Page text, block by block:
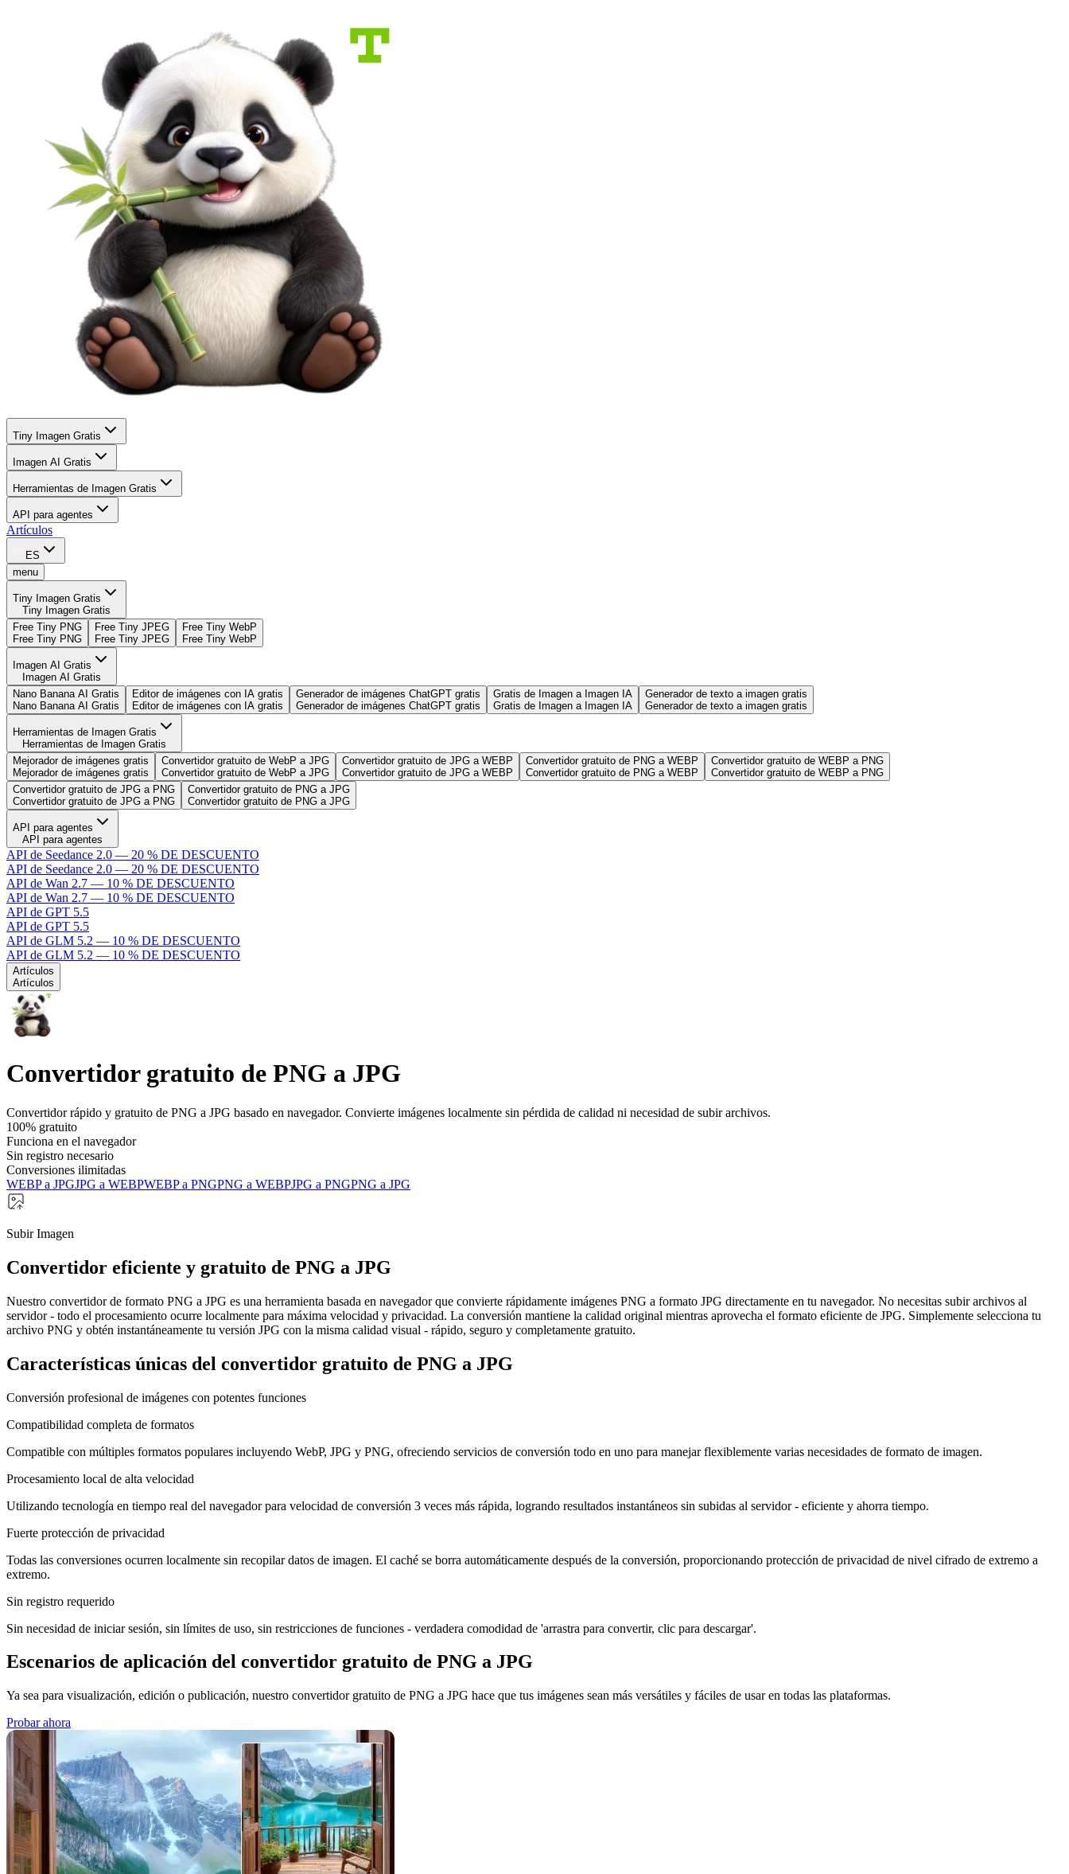
Tiny Imagen Gratis
Imagen AI Gratis
Herramientas de Imagen Gratis
API para agentes
Artículos
ES
menu
Tiny Imagen Gratis
Tiny Imagen Gratis
Free Tiny PNG
Free Tiny PNG
Free Tiny JPEG
Free Tiny JPEG
Free Tiny WebP
Free Tiny WebP
Imagen AI Gratis
Imagen AI Gratis
Nano Banana AI Gratis
Nano Banana AI Gratis
Editor de imágenes con IA gratis
Editor de imágenes con IA gratis
Generador de imágenes ChatGPT gratis
Generador de imágenes ChatGPT gratis
Gratis de Imagen a Imagen IA
Gratis de Imagen a Imagen IA
Generador de texto a imagen gratis
Generador de texto a imagen gratis
Herramientas de Imagen Gratis
Herramientas de Imagen Gratis
Mejorador de imágenes gratis
Mejorador de imágenes gratis
Convertidor gratuito de WebP a JPG
Convertidor gratuito de WebP a JPG
Convertidor gratuito de JPG a WEBP
Convertidor gratuito de JPG a WEBP
Convertidor gratuito de PNG a WEBP
Convertidor gratuito de PNG a WEBP
Convertidor gratuito de WEBP a PNG
Convertidor gratuito de WEBP a PNG
Convertidor gratuito de JPG a PNG
Convertidor gratuito de JPG a PNG
Convertidor gratuito de PNG a JPG
Convertidor gratuito de PNG a JPG
API para agentes
API para agentes
API de Seedance 2.0 — 20 % DE DESCUENTO
API de Seedance 2.0 — 20 % DE DESCUENTO
API de Wan 2.7 — 10 % DE DESCUENTO
API de Wan 2.7 — 10 % DE DESCUENTO
API de GPT 5.5
API de GPT 5.5
API de GLM 5.2 — 10 % DE DESCUENTO
API de GLM 5.2 — 10 % DE DESCUENTO
Artículos
Artículos
Convertidor gratuito de PNG a JPG
Convertidor rápido y gratuito de PNG a JPG basado en navegador. Convierte imágenes localmente sin pérdida de calidad ni necesidad de subir archivos.
100% gratuito
Funciona en el navegador
Sin registro necesario
Conversiones ilimitadas
WEBP a JPGJPG a WEBPWEBP a PNGPNG a WEBPJPG a PNGPNG a JPG
Subir Imagen
Convertidor eficiente y gratuito de PNG a JPG
Nuestro convertidor de formato PNG a JPG es una herramienta basada en navegador que convierte rápidamente imágenes PNG a formato JPG directamente en tu navegador. No necesitas subir archivos al
servidor - todo el procesamiento ocurre localmente para máxima velocidad y privacidad. La conversión mantiene la calidad original mientras aprovecha el formato eficiente de JPG. Simplemente selecciona tu
archivo PNG y obtén instantáneamente tu versión JPG con la misma calidad visual - rápido, seguro y completamente gratuito.
Características únicas del convertidor gratuito de PNG a JPG
Conversión profesional de imágenes con potentes funciones
Compatibilidad completa de formatos
Compatible con múltiples formatos populares incluyendo WebP, JPG y PNG, ofreciendo servicios de conversión todo en uno para manejar flexiblemente varias necesidades de formato de imagen.
Procesamiento local de alta velocidad
Utilizando tecnología en tiempo real del navegador para velocidad de conversión 3 veces más rápida, logrando resultados instantáneos sin subidas al servidor - eficiente y ahorra tiempo.
Fuerte protección de privacidad
Todas las conversiones ocurren localmente sin recopilar datos de imagen. El caché se borra automáticamente después de la conversión, proporcionando protección de privacidad de nivel cifrado de extremo a
extremo.
Sin registro requerido
Sin necesidad de iniciar sesión, sin límites de uso, sin restricciones de funciones - verdadera comodidad de 'arrastra para convertir, clic para descargar'.
Escenarios de aplicación del convertidor gratuito de PNG a JPG
Ya sea para visualización, edición o publicación, nuestro convertidor gratuito de PNG a JPG hace que tus imágenes sean más versátiles y fáciles de usar en todas las plataformas.
Probar ahora